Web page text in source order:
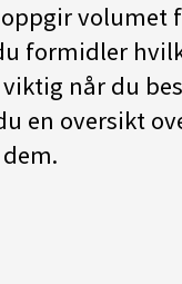
formidler
når du
en oversikt